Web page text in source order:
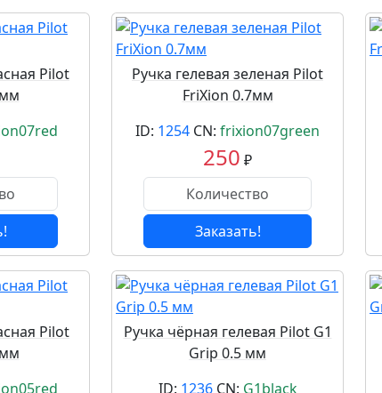
Pilot
Ручка гелевая зеленая Pilot
FriXion 0.7мм
ID: 1254 CN: frixion07green
250 ₽
Заказать!
Pilot
Ручка чёрная гелевая Pilot G1
Grip 0.5 мм
ID: 1236CN: G1black